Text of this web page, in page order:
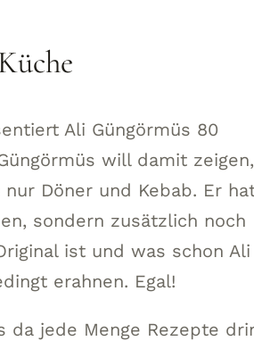
Ali Güngörmüs 80
will damit zeigen,
Döner und Kebab. Er
sondern zusätzlich noch
ist und was schon Ali
erahnen. Egal!
da jede Menge Rezepte